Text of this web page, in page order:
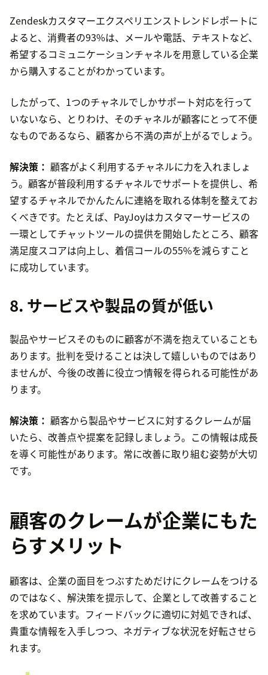
Zendeskカスタマーエクスペリエンストレンドレポートに
よると、消費者の93%は、メールや電話、テキストなど、
希望するコミュニケーションチャネルを用意している企業
から購入することがわかっています。
したがって、1つのチャネルでしかサポート対応を行って
いないなら、とりわけ、そのチャネルが顧客にとって不便
なものであるなら、顧客から不満の声が上がるでしょう。
解決策： 顧客がよく利用するチャネルに力を入れましょ
う。顧客が普段利用するチャネルでサポートを提供し、希
望するチャネルでかんたんに連絡を取れる体制を整えてお
くべきです。たとえば、PayJoyはカスタマーサービスの
一環としてチャットツールの提供を開始したところ、顧客
満足度スコアは向上し、着信コールの55%を減らすこと
に成功しています。
8. サービスや製品の質が低い
製品やサービスそのものに顧客が不満を抱えていることも
あります。批判を受けることは決して嬉しいものではあり
ませんが、今後の改善に役立つ情報を得られる可能性があ
ります。
解決策： 顧客から製品やサービスに対するクレームが届
いたら、改善点や提案を記録しましょう。この情報は成長
を導く可能性があります。常に改善に取り組む姿勢が大切
です。
顧客のクレームが企業にもた
らすメリット
顧客は、企業の面目をつぶすためだけにクレームをつける
のではなく、解決策を提示して、企業として改善すること
を求めています。フィードバックに適切に対処できれば、
貴重な情報を入手しつつ、ネガティブな状況を好転させら
れます。